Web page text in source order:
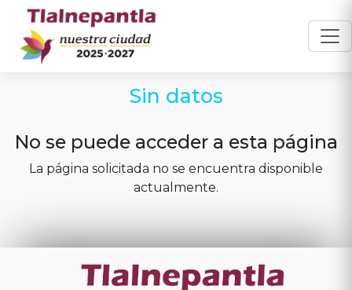
Sin datos
No se puede acceder a esta página
La página solicitada no se encuentra disponible
actualmente.